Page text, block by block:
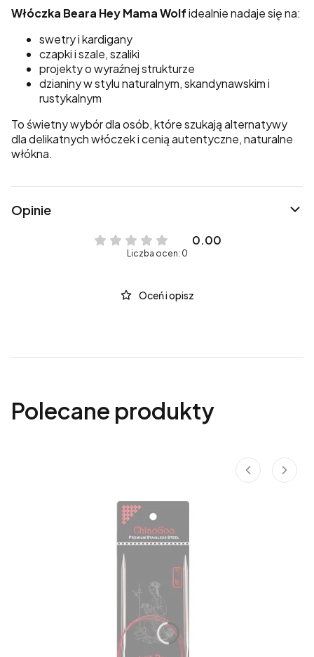
Włóczka Beara Hey Mama Wolfidealnie nadaje się na:
swetry i kardigany
czapki i szale, szaliki
projekty o wyraźnej strukturze
dzianiny w stylu naturalnym, skandynawskim i
rustykalnym
To świetny wybór dla osób, które szukają alternatywy
dla delikatnych włóczek i cenią autentyczne, naturalne
włókna.
Opinie
0.00
Liczba ocen: 0
Oceń i opisz
Polecane produkty